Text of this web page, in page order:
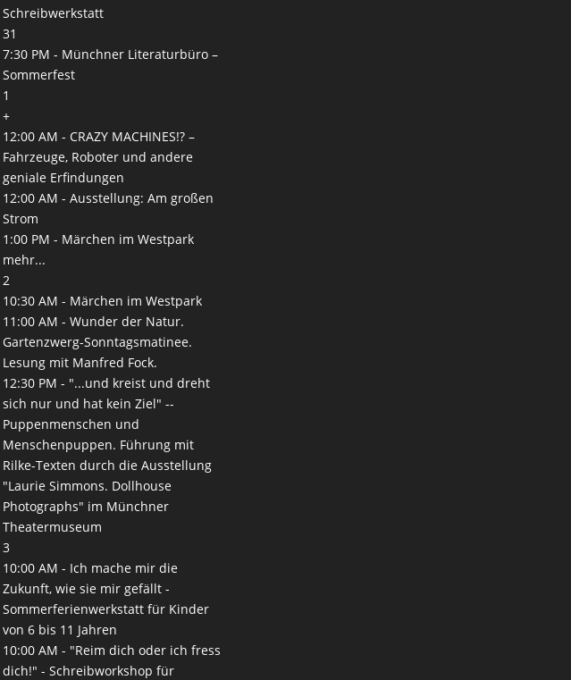
Schreibwerkstatt
31
7:30 PM - Münchner Literaturbüro –
Sommerfest
1
+
12:00 AM -CRAZY MACHINES!? –
Fahrzeuge, Roboter und andere
geniale Erfindungen
12:00 AM -Ausstellung: Am großen
Strom
1:00 PM - Märchen im Westpark
mehr...
2
10:30 AM - Märchen im Westpark
11:00 AM -Wunder der Natur.
Gartenzwerg-Sonntagsmatinee.
Lesung mit Manfred Fock.
12:30 PM - "...und kreist und dreht
sich nur und hat kein Ziel" --
Puppenmenschen und
Menschenpuppen. Führung mit
Rilke-Texten durch die Ausstellung
"Laurie Simmons. Dollhouse
Photographs" im Münchner
Theatermuseum
3
10:00 AM - Ich mache mir die
Zukunft, wie sie mir gefällt -
Sommerferienwerkstatt für Kinder
von 6 bis 11 Jahren
10:00 AM - "Reim dich oder ich fress
dich!" - Schreibworkshop für